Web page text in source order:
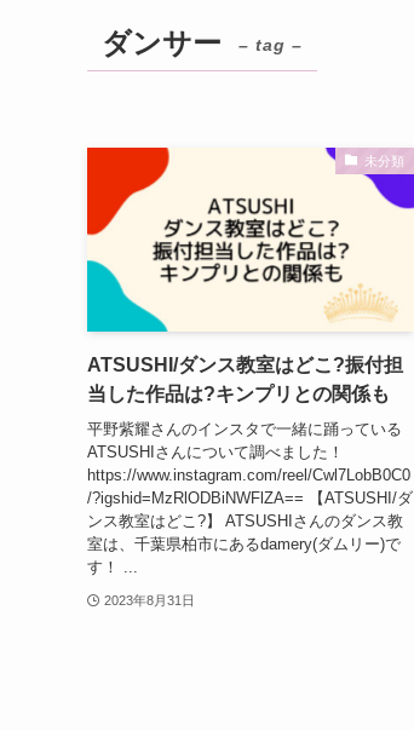
ダンサー – tag –
未分類
ATSUSHI/ダンス教室はどこ?振付担
当した作品は?キンプリとの関係も
平野紫耀さんのインスタで一緒に踊っている
ATSUSHIさんについて調べました！
https://www.instagram.com/reel/Cwl7LobB0C0
/?igshid=MzRlODBiNWFlZA== 【ATSUSHI/ダ
ンス教室はどこ?】 ATSUSHIさんのダンス教
室は、千葉県柏市にあるdamery(ダムリー)で
す！ ...
2023年8月31日